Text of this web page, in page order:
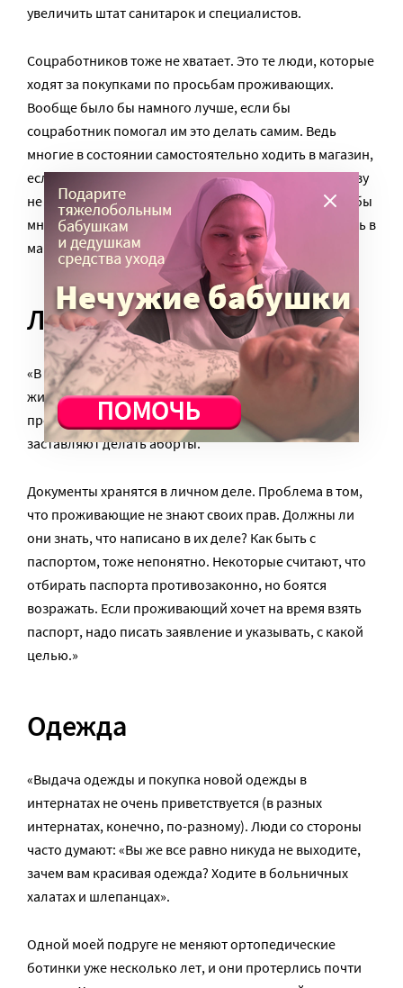
увеличить штат санитарок и специалистов.
Соцработников тоже не хватает. Это те люди, которые
ходят за покупками по просьбам проживающих.
Вообще было бы намного лучше, если бы
соцработник помогал им это делать самим. Ведь
многие в состоянии самостоятельно ходить в магазин,
если кто-то их будет сопровождать. Вот я сейчас живу
не в интернате, а дома, на патронаже. Я не хочу, чтобы
мне готовили, а хочу сама научиться готовить, ходить в
магазины, делать покупки и т.д.»
Личная жизнь
«В некоторых интернатах можно выходить замуж и
жить в отдельных комнатах, а в некоторых это
проблематично. Рожать вообще запрещают,
заставляют делать аборты.
Документы хранятся в личном деле. Проблема в том,
что проживающие не знают своих прав. Должны ли
они знать, что написано в их деле? Как быть с
паспортом, тоже непонятно. Некоторые считают, что
отбирать паспорта противозаконно, но боятся
возражать. Если проживающий хочет на время взять
паспорт, надо писать заявление и указывать, с какой
целью.»
Одежда
«Выдача одежды и покупка новой одежды в
интернатах не очень приветствуется (в разных
интернатах, конечно, по-разному). Люди со стороны
часто думают: «Вы же все равно никуда не выходите,
зачем вам красивая одежда? Ходите в больничных
халатах и шлепанцах».
Одной моей подруге не меняют ортопедические
ботинки уже несколько лет, и они протерлись почти